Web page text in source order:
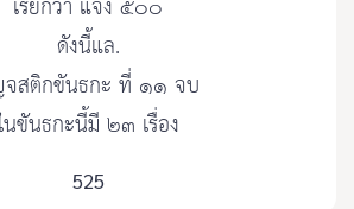
เรียกว่า แจง ๕๐๐
ดังนี้แล.
สติกขันธกะ ที่ ๑๑ จบ
นขันธกะนี้มี ๒๓ เรื่อง
525